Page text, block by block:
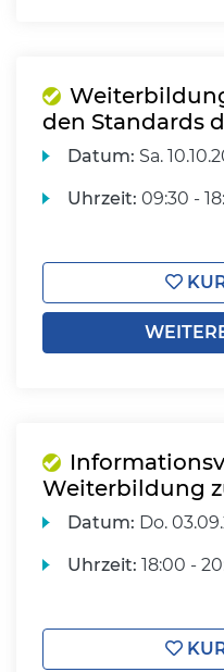
den Standards
Datum: Sa.
Uhrzeit: 09:30 -
Weiterbildung
Datum: Do.
Uhrzeit: 18:00 -